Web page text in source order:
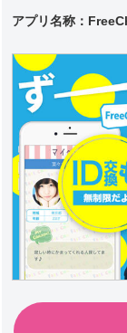
アプリ名称：